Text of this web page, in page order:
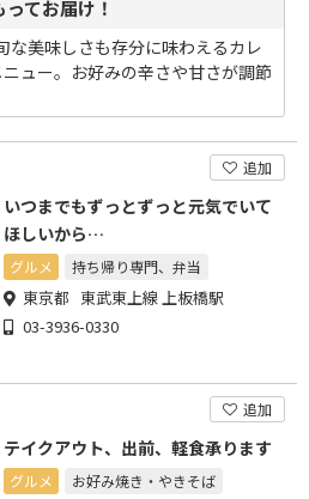
てお届け！
な美味しさも存分に味わえるカレ
ュー。お好みの辛さや甘さが調節
追加
いつまでもずっとずっと元気でいて
ほしいから…
グルメ 持ち帰り専門、弁当
東京都 東武東上線 上板橋駅
03-3936-0330
追加
テイクアウト、出前、軽食承ります
グルメ お好み焼き・やきそば